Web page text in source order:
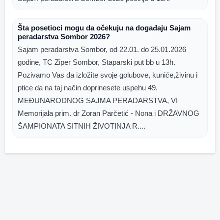
Šta posetioci mogu da očekuju na događaju Sajam
peradarstva Sombor 2026?
Sajam peradarstva Sombor, od 22.01. do 25.01.2026
godine, TC Ziper Sombor, Staparski put bb u 13h.
Pozivamo Vas da izložite svoje golubove, kuniće,živinu i
ptice da na taj način doprinesete uspehu 49.
MEĐUNARODNOG SAJMA PERADARSTVA, VI
Memorijala prim. dr Zoran Parčetić - Nona i DRŽAVNOG
ŠAMPIONATA SITNIH ŽIVOTINJA R....